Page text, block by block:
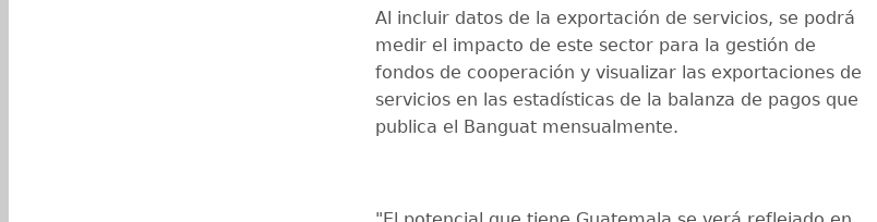
Al incluir datos de la exportación de servicios, se podrá
medir el impacto de este sector para la gestión de
fondos de cooperación y visualizar las exportaciones de
servicios en las estadísticas de la balanza de pagos que
publica el Banguat mensualmente.